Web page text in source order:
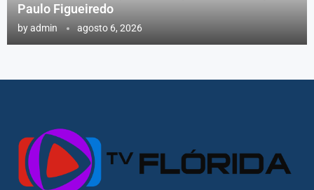
Paulo Figueiredo
byadmin agosto 6, 2026